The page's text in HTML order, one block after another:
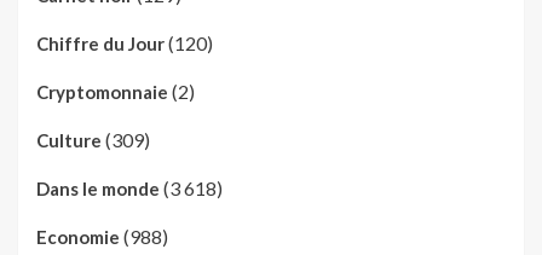
Chiffre du Jour(120)
Cryptomonnaie (2)
Culture (309)
Dans le monde (3 618)
Economie (988)